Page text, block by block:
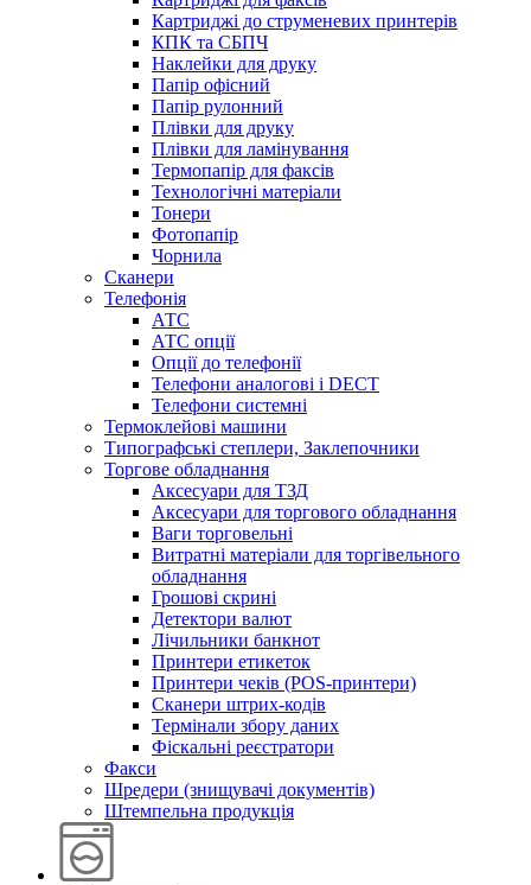
Картриджі до струменевих принтерів
КПК та СБПЧ
Наклейки для друку
Папір офісний
Папір рулонний
Плівки для друку
Плівки для ламінування
Термопапір для факсів
Технологічні матеріали
Тонери
Фотопапір
Чорнила
Сканери
Телефонія
АТС
АТС опції
Опції до телефонії
Телефони аналогові і DECT
Телефони системні
Термоклейові машини
Типографські степлери, Заклепочники
Торгове обладнання
Аксесуари для ТЗД
Аксесуари для торгового обладнання
Ваги торговельні
Витратні матеріали для торгівельного
обладнання
Грошові скрині
Детектори валют
Лічильники банкнот
Принтери етикеток
Принтери чеків (POS-принтери)
Сканери штрих-кодів
Термінали збору даних
Фіскальні реєстратори
Факси
Шредери (знищувачі документів)
Штемпельна продукція